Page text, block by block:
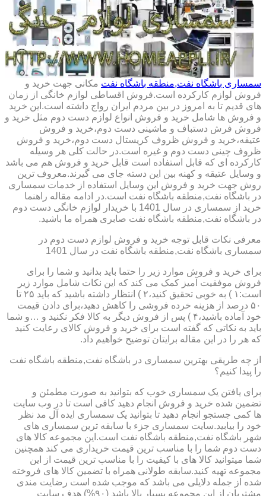
سمساری باشگاه نفت,منطقه باشگاه نفت مکانی جهت خرید و
فروش لوازم کارکرده است.فروش اقساطی لوازم خانگی از زمان
های قدیم تا به امروز در بین مردم ایران رواج داشته است.این خرید
و فروش ها شامل خرید و فروش انواع لوازم دست دوم مثل خرید و
فروش فرش دستباف و ماشینی دست دوم،خرید و فروش
عتیقه،خرید و فروش ظروف کریستال دست دوم،خرید و فروش
ظروف چینی دست دوم و غیره است.در حالت کلی هر وسیله
کارکرده ای که قابل استفاده است قابل خرید و فروش هم می باشد
و وسایل عتیقه و کهنه بین این دسته جای می گیرند.معروف ترین
روش جهت خرید و فروش این وسایل استفاده از خدمات سمساری
در باشگاه نفت,منطقه باشگاه نفت است.در ادامه مقاله راهنما
خرید از سمساری در سال 1401 با خریدار لوازم خانگی دست دوم
در باشگاه نفت,منطقه باشگاه نفت صابری همراه ما باشید.
معرفی نکات قابل توجه خرید و فروش لوازم دست دوم در
سمساری باشگاه نفت,منطقه باشگاه نفت در سال 1401
برای خرید و فروش موارد زیر را حتما باید بدانید و شما را برای
فروش موفقیت آمیز کمک می کند که این نکات شامل موارد زیر
است:۱ ) به خوبی تحقیق کنید،۲ ) انتظار داشته باشید که باید ۲۵ تا
۵۰ درصد از هزینه خرده فروشی را کاهش دهید،برای دادن قیمت
خود آماده باشید،۴ ) پس از فروش دیگر به کالا فکر نکنید و …و شما
باید به نکاتی که گفته است برای خرید و فروش کالای رعایت کنید
که هر را در این مقاله برایتان توضیح خواهیم داد.
از چه طریقی بهترین سمساری در باشگاه نفت,منطقه باشگاه نفت
را پیدا کنیم؟
برای یافتن یک سمساری خوب که بتوانید به صورت مطمئن و
تضمین شده خرید و فروش انجام دهید کافی است تا در وب سایت
ها کمی جستجو انجام دهید تا بتوانید یک سمساری ایده آل مد نظر
خود را بیابید.سایت سمساری جزء با سابقه ترین سمساری های
شهر باشگاه نفت,منطقه باشگاه نفت است.این مجموعه کالا های
دست دوم شما را با مناسب ترین قیمت خریداری می کند همچنین
شما میتوانید کالا های با کیفیت را با مناسب ترین قیمت از این
مجموعه تهیه کنید.سابقه طولانی همراه با تضمین کالا های فروخته
شده از جمله دلایلی می باشد که موجب شده است رضایت مندی
مشتریان از این مجموعه بسیار بالا باشد (۹۰%) هدف سایت